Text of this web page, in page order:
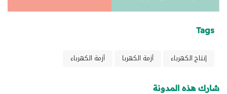
Tags
إنتاج الكهرباء أزمة الكهربا أزمة الكهرباء
شارك هذه المدونة